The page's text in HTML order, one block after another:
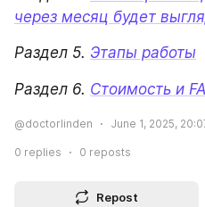
через месяц будет
Раздел 5. Этапы работы
Раздел 6. Стоимость и
@doctorlinden June 1, 2025,
0 replies 0 reposts
Repost